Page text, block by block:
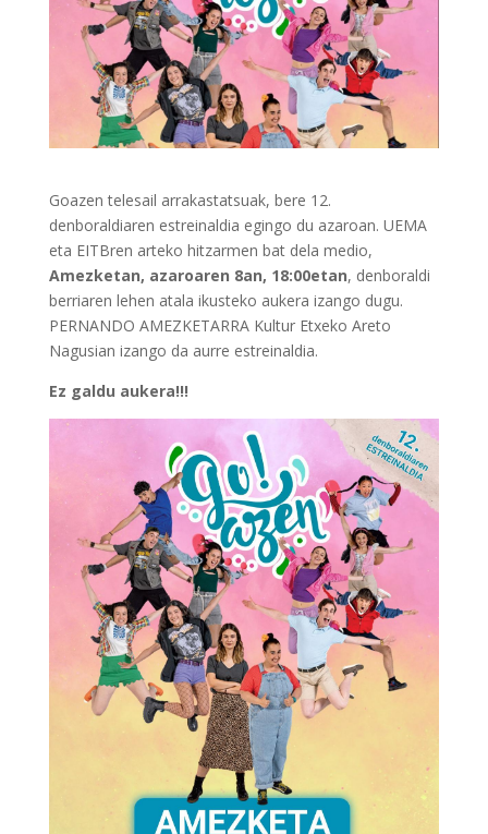
Goazen telesail arrakastatsuak, bere 12.
denboraldiaren estreinaldia egingo du azaroan. UEMA
eta EITBren arteko hitzarmen bat dela medio,
Amezketan, azaroaren 8an, 18:00etan, denboraldi
berriaren lehen atala ikusteko aukera izango dugu.
PERNANDO AMEZKETARRA Kultur Etxeko Areto
Nagusian izango da aurre estreinaldia.
Ez galdu aukera!!!